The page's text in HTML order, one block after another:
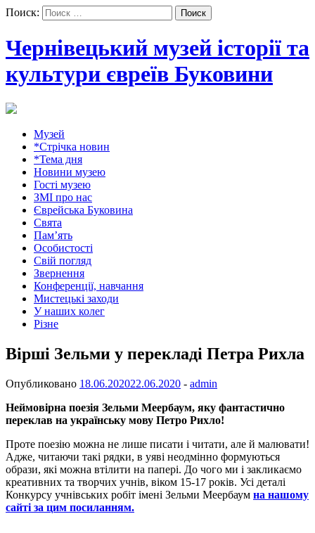
Поиск:
Чернівецький музей історії та
культури євреїв Буковини
Музей
*Стрічка новин
*Тема дня
Новини музею
Гості музею
ЗМІ про нас
Єврейська Буковина
Свята
Пам’ять
Особистості
Свій погляд
Звернення
Конференції, навчання
Мистецькі заходи
У наших колег
Різне
Вірші Зельми у перекладі Петра Рихла
Опубликовано 18.06.202022.06.2020 - admin
Неймовірна поезія Зельми Меербаум, яку фантастично
переклав на українську мову Петро Рихло!
Проте поезію можна не лише писати і читати, але й малювати!
Адже, читаючи такі рядки, в уяві неодмінно формуються
образи, які можна втілити на папері. До чого ми і закликаємо
креативних та творчих учнів, віком 15-17 років. Усі деталі
Конкурсу учнівських робіт імені Зельми Меербаум на нашому
сайті за цим посиланням.